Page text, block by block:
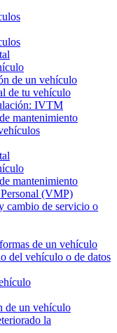
de un vehículo
de tu vehículo
IVTM
mantenimiento
mantenimiento
(VMP)
cambio de servicio o
de un vehículo
del vehículo o de datos
de un vehículo
la